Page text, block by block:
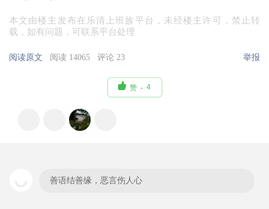
本文由楼主发布在乐清上班族平台，未经楼主许可，禁止转
载，如有问题，可联系平台处理
阅读原文 阅读 14065 评论 23 举报
 赞 4
善语结善缘，恶言伤人心